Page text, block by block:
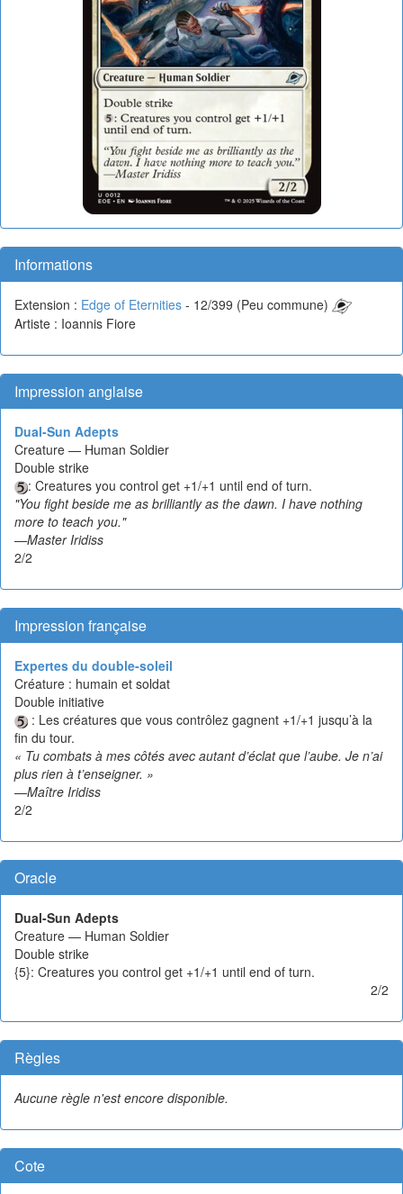
Informations
Extension : Edge of Eternities - 12/399 (Peu commune)
Artiste : Ioannis Fiore
Impression anglaise
Dual-Sun Adepts
Creature — Human Soldier
Double strike
: Creatures you control get +1/+1 until end of turn.
"You fight beside me as brilliantly as the dawn. I have nothing
more to teach you."
—Master Iridiss
2/2
Impression française
Expertes du double-soleil
Créature : humain et soldat
Double initiative
: Les créatures que vous contrôlez gagnent +1/+1 jusqu’à la
fin du tour.
« Tu combats à mes côtés avec autant d’éclat que l’aube. Je n’ai
plus rien à t’enseigner. »
—Maître Iridiss
2/2
Oracle
Dual-Sun Adepts
Creature — Human Soldier
Double strike
{5}: Creatures you control get +1/+1 until end of turn.
2/2
Règles
Aucune règle n'est encore disponible.
Cote